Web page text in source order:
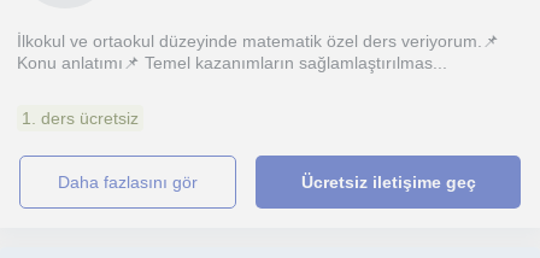
İlkokul ve ortaokul düzeyinde matematik özel ders veriyorum.📌
Konu anlatımı📌 Temel kazanımların sağlamlaştırılmas...
1. ders ücretsiz
daha fazlasını gör Ücretsiz iletişime geç